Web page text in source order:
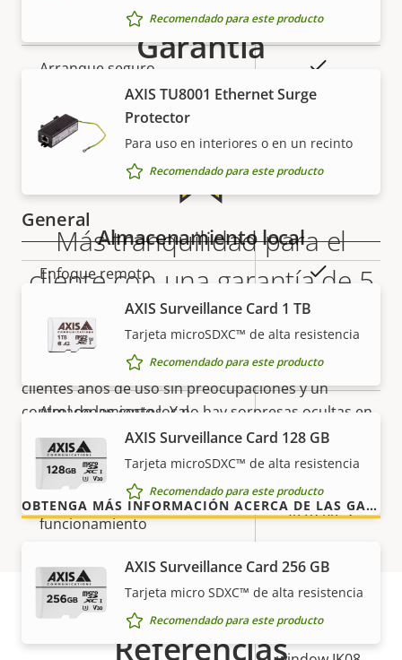
de
propiedad
Valor de
la
Sistema operativo firmado
Arranque seguro
Secure keystore
Element (CC
General
Descripción
propiedad
Valor de
propiedad
Enfoque remoto Sí
Zoom remoto
Infrarrojos integrados
Almacenamiento local
(ranura para tarjeta de
memoria)
Sí
Temperatura de
funcionamiento
-40 to 60 °C
Preparada para exterior Sí
Clasificación de vandalismo
IK10 Except
Recomendado para este producto
AXIS TU8001 Ethernet Surge
Protector
Para uso en interiores o en un recinto
Recomendado para este producto
Almacenamiento local
AXIS Surveillance Card 1 TB
Tarjeta microSDXC™ de alta resistencia
Recomendado para este producto
AXIS Surveillance Card 128 GB
Tarjeta microSDXC™ de alta resistencia
Recomendado para este producto
AXIS Surveillance Card 256 GB
Tarjeta micro SDXC™ de alta resistencia
Recomendado para este producto
Garantía
Más tranquilidad para el
cliente con una garantía de 5
años
Nuestra nueva garantía de 5 años brinda a nuestros
clientes años de uso sin preocupaciones y un
control de los costes. Y no hay sorpresas ocultas en
la factura, lo que prometemos es exactamente lo
que recibe.
OBTENGA MÁS INFORMACIÓN ACERCA DE LAS GARANTÍAS DE AXIS
Referencias